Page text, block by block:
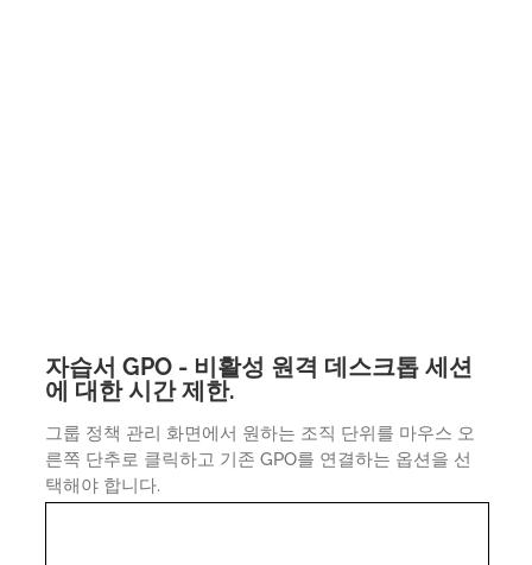
자습서 GPO - 비활성 원격 데스크톱 세션
에 대한 시간 제한.
그룹 정책 관리 화면에서 원하는 조직 단위를 마우스 오
른쪽 단추로 클릭하고 기존 GPO를 연결하는 옵션을 선
택해야 합니다.